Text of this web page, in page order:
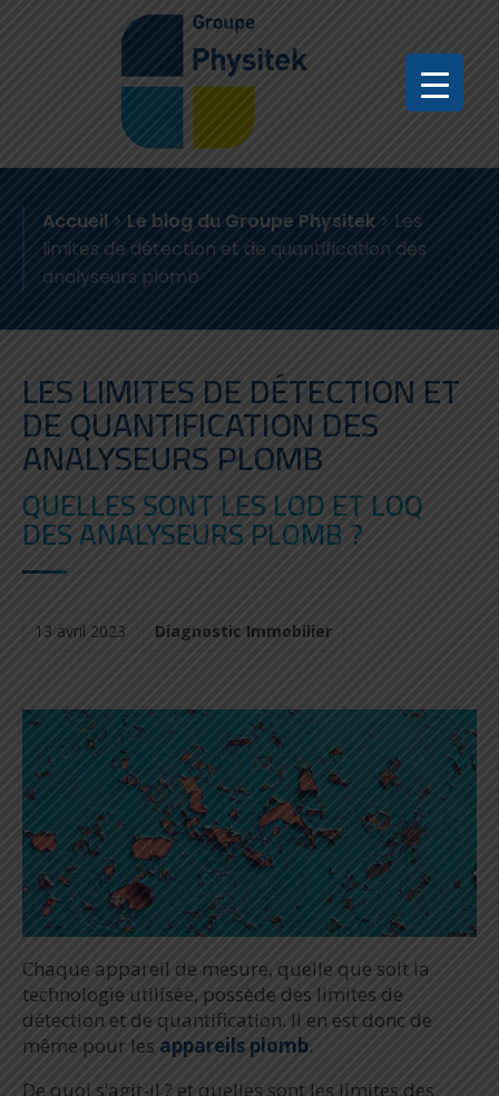
Accueil > Le blog du Groupe Physitek > Les
limites de détection et de quantification des
analyseurs plomb
LES LIMITES DE DÉTECTION ET
DE QUANTIFICATION DES
ANALYSEURS PLOMB
QUELLES SONT LES LOD ET LOQ
DES ANALYSEURS PLOMB ?
13 avril 2023 Diagnostic Immobilier
Chaque appareil de mesure, quelle que soit la
technologie utilisée, possède des limites de
détection et de quantification. Il en est donc de
même pour les appareils plomb.
De quoi s’agit-il ? et quelles sont les limites des